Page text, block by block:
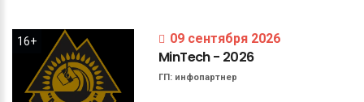
16+ 09 сентября 2026
MinTech- 2026
ГП: инфопартнер